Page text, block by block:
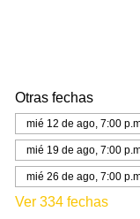
Otras fechas
mié 12 de ago, 7:00
mié 19 de ago, 7:00
mié 26 de ago, 7:00
Ver 334 fechas